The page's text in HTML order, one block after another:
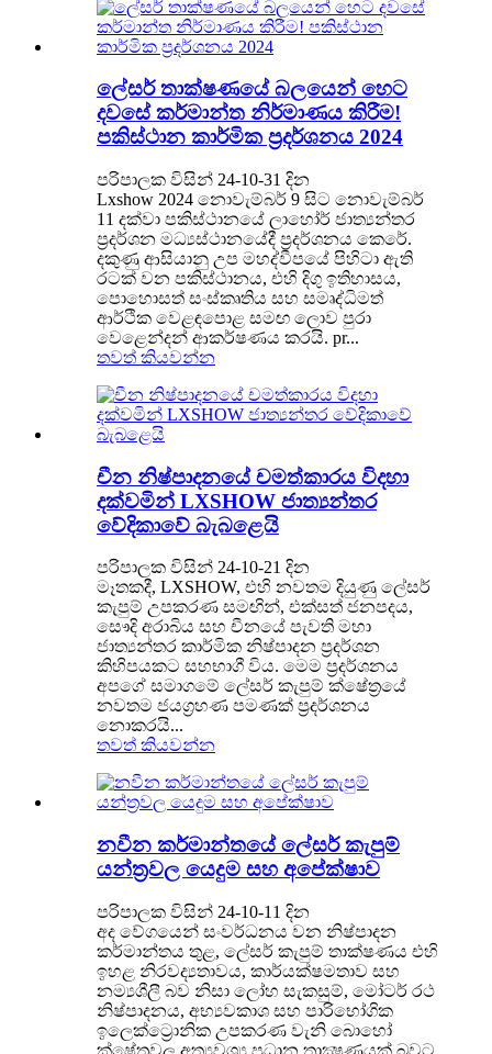
ලේසර් තාක්ෂණයේ බලයෙන් හෙට
දවසේ කර්මාන්ත නිර්මාණය කිරීම!
පකිස්ථාන කාර්මික ප්‍රදර්ශනය 2024
පරිපාලක විසින් 24-10-31 දින
Lxshow 2024 නොවැම්බර් 9 සිට නොවැම්බර්
11 දක්වා පකිස්ථානයේ ලාහෝර් ජාත්‍යන්තර
ප්‍රදර්ශන මධ්‍යස්ථානයේදී ප්‍රදර්ශනය කෙරේ.
දකුණු ආසියානු උප මහද්වීපයේ පිහිටා ඇති
රටක් වන පකිස්ථානය, එහි දිගු ඉතිහාසය,
පොහොසත් සංස්කෘතිය සහ සමෘද්ධිමත්
ආර්ථික වෙළඳපොළ සමඟ ලොව පුරා
වෙළෙන්දන් ආකර්ෂණය කරයි. pr...
තවත් කියවන්න
චීන නිෂ්පාදනයේ චමත්කාරය විදහා
දක්වමින් LXSHOW ජාත්‍යන්තර
වේදිකාවේ බැබළෙයි
පරිපාලක විසින් 24-10-21 දින
මෑතකදී, LXSHOW, එහි නවතම දියුණු ලේසර්
කැපුම් උපකරණ සමඟින්, එක්සත් ජනපදය,
සෞදි අරාබිය සහ චීනයේ පැවති මහා
ජාත්‍යන්තර කාර්මික නිෂ්පාදන ප්‍රදර්ශන
කිහිපයකට සහභාගී විය. මෙම ප්‍රදර්ශනය
අපගේ සමාගමේ ලේසර් කැපුම් ක්ෂේත්‍රයේ
නවතම ජයග්‍රහණ පමණක් ප්‍රදර්ශනය
නොකරයි...
තවත් කියවන්න
නවීන කර්මාන්තයේ ලේසර් කැපුම්
යන්ත්‍රවල යෙදුම සහ අපේක්ෂාව
පරිපාලක විසින් 24-10-11 දින
අද වේගයෙන් සංවර්ධනය වන නිෂ්පාදන
කර්මාන්තය තුළ, ලේසර් කැපුම් තාක්ෂණය එහි
ඉහළ නිරවද්‍යතාවය, කාර්යක්ෂමතාව සහ
නම්‍යශීලී බව නිසා ලෝහ සැකසුම්, මෝටර් රථ
නිෂ්පාදනය, අභ්‍යවකාශ සහ පාරිභෝගික
ඉලෙක්ට්‍රොනික උපකරණ වැනි බොහෝ
ක්ෂේත්‍රවල අත්‍යවශ්‍ය ප්‍රධාන තාක්‍ෂණයක් බවට